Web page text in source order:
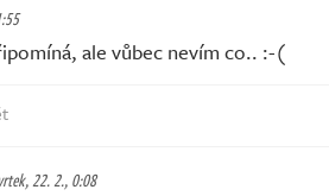
ale vůbec nevím co.. :-(
22. 2., 0:08